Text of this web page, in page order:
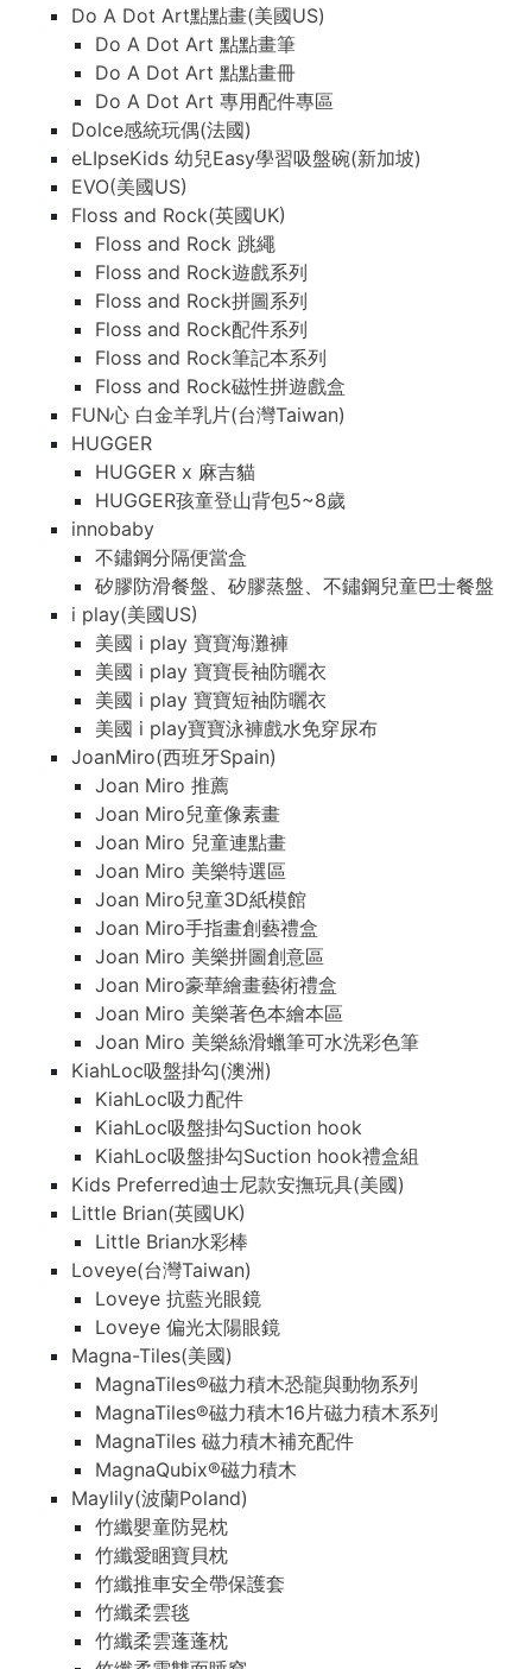
Do A Dot Art點點畫(美國US)
Do A Dot Art 點點畫筆
Do A Dot Art 點點畫冊
Do A Dot Art 專用配件專區
Dolce感統玩偶(法國)
eLIpseKids 幼兒Easy學習吸盤碗(新加坡)
EVO(美國US)
Floss and Rock(英國UK)
Floss and Rock 跳繩
Floss and Rock遊戲系列
Floss and Rock拼圖系列
Floss and Rock配件系列
Floss and Rock筆記本系列
Floss and Rock磁性拼遊戲盒
FUN心 白金羊乳片(台灣Taiwan)
HUGGER
HUGGER x 麻吉貓
HUGGER孩童登山背包5~8歲
innobaby
不鏽鋼分隔便當盒
矽膠防滑餐盤、矽膠蒸盤、不鏽鋼兒童巴士餐盤
i play(美國US)
美國 i play 寶寶海灘褲
美國 i play 寶寶長袖防曬衣
美國 i play 寶寶短袖防曬衣
美國 i play寶寶泳褲戲水免穿尿布
JoanMiro(西班牙Spain)
Joan Miro 推薦
Joan Miro兒童像素畫
Joan Miro 兒童連點畫
Joan Miro 美樂特選區
Joan Miro兒童3D紙模館
Joan Miro手指畫創藝禮盒
Joan Miro 美樂拼圖創意區
Joan Miro豪華繪畫藝術禮盒
Joan Miro 美樂著色本繪本區
Joan Miro 美樂絲滑蠟筆可水洗彩色筆
KiahLoc吸盤掛勾(澳洲)
KiahLoc吸力配件
KiahLoc吸盤掛勾Suction hook
KiahLoc吸盤掛勾Suction hook禮盒組
Kids Preferred迪士尼款安撫玩具(美國)
Little Brian(英國UK)
Little Brian水彩棒
Loveye(台灣Taiwan)
Loveye 抗藍光眼鏡
Loveye 偏光太陽眼鏡
Magna-Tiles(美國)
MagnaTiles®磁力積木恐龍與動物系列
MagnaTiles®磁力積木16片磁力積木系列
MagnaTiles 磁力積木補充配件
MagnaQubix®磁力積木
Maylily(波蘭Poland)
竹纖嬰童防晃枕
竹纖愛睏寶貝枕
竹纖推車安全帶保護套
竹纖柔雲毯
竹纖柔雲蓬蓬枕